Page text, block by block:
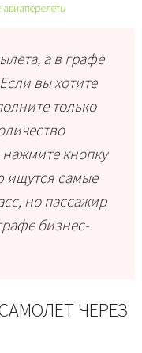
а в графе
вы хотите
только
кнопку
ищутся самые
но пассажир
бизнес-
ЧЕРЕЗ